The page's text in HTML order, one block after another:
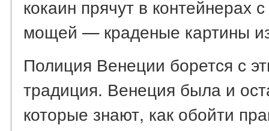
кокаин прячут в
мощей — краденые картины
Полиция Венеции борется с
традиция. Венеция была и
которые знают, как обойти